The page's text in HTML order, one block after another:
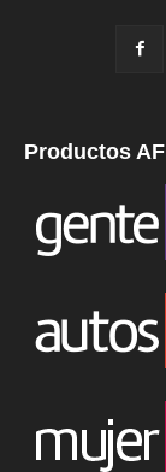
Productos AF